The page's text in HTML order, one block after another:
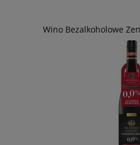
Wino Bezalkoholowe